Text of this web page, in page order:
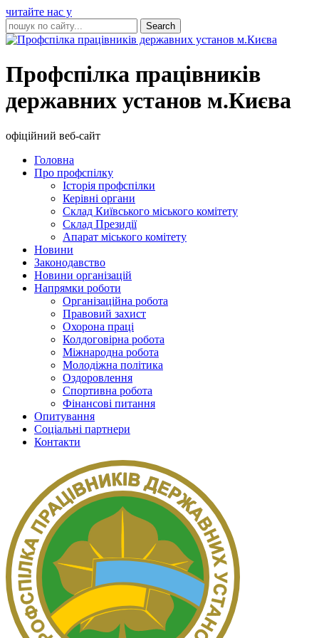
читайте нас у
Профспілка працівників
державних установ м.Києва
офіційний веб-сайт
Головна
Про профспілку
Історія профспілки
Керівні органи
Склад Київського міського комітету
Склад Президії
Апарат міського комітету
Новини
Законодавство
Новини організацій
Напрямки роботи
Організаційна робота
Правовий захист
Охорона праці
Колдоговірна робота
Міжнародна робота
Молодіжна політика
Оздоровлення
Спортивна робота
Фінансові питання
Опитування
Соціальні партнери
Контакти